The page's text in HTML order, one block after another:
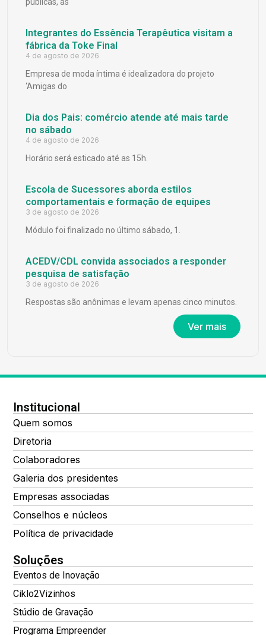
públicas, as
Integrantes do Essência Terapêutica visitam a
fábrica da Toke Final
4 de agosto de 2026
Empresa de moda íntima é idealizadora do projeto
‘Amigas do
Dia dos Pais: comércio atende até mais tarde
no sábado
4 de agosto de 2026
Horário será esticado até as 15h.
Escola de Sucessores aborda estilos
comportamentais e formação de equipes
3 de agosto de 2026
Módulo foi finalizado no último sábado, 1.
ACEDV/CDL convida associados a responder
pesquisa de satisfação
3 de agosto de 2026
Respostas são anônimas e levam apenas cinco minutos.
Ver mais
Institucional
Quem somos
Diretoria
Colaboradores
Galeria dos presidentes
Empresas associadas
Conselhos e núcleos
Política de privacidade
Soluções
Eventos de Inovação
Ciklo2Vizinhos
Stúdio de Gravação
Programa Empreender